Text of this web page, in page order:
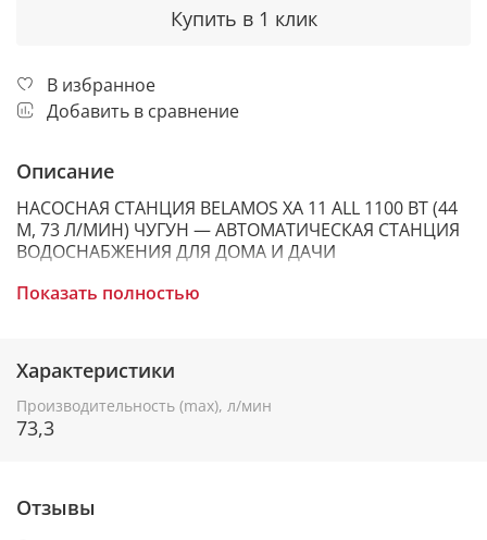
Купить в 1 клик
В избранное
Добавить в сравнение
Описание
НАСОСНАЯ СТАНЦИЯ BELAMOS XA 11 ALL 1100 ВТ (44
М, 73 Л/МИН) ЧУГУН — АВТОМАТИЧЕСКАЯ СТАНЦИЯ
ВОДОСНАБЖЕНИЯ ДЛЯ ДОМА И ДАЧИ
насосная станция для воды, а не просто насос.
превращает колодец, скважину или емкость в
полноценный водопровод. Работает как насосная
Показать полностью
Характеристики
Производительность (max), л/мин
73,3
Отзывы